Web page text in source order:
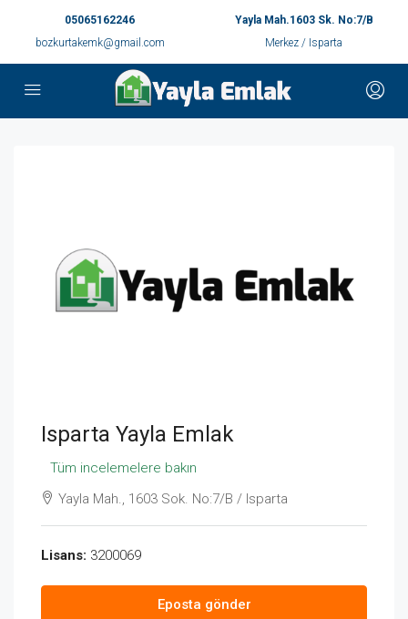
05065162246
bozkurtakemk@gmail.com
Yayla Mah.1603 Sk. No:7/B
Merkez / Isparta
Isparta Yayla Emlak
Tüm incelemelere bakın
Yayla Mah., 1603 Sok. No:7/B / Isparta
Lisans: 3200069
Eposta gönder